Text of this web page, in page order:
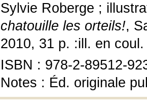
Sylvie Roberge ;
chatouille les orteils!,
2010, 31 p. :ill. en
ISBN : 978-2-89512-
Notes : Éd. originale